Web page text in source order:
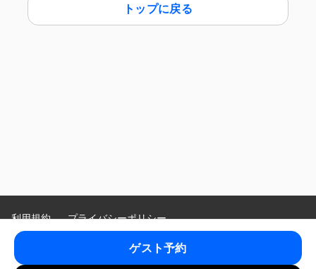
トップに戻る
利用規約
プライバシーポリシー
特定商取引法に基づく表示 ゲスト予約